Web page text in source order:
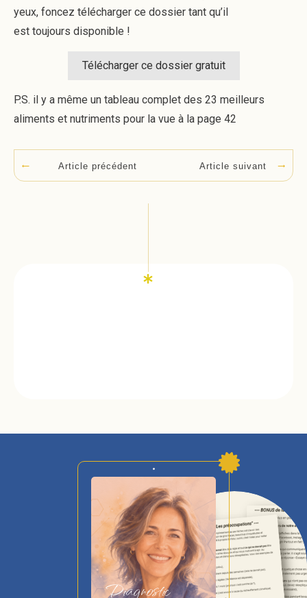
yeux, foncez télécharger ce dossier tant qu’il
est toujours disponible !
Télécharger ce dossier gratuit
P.S. il y a même un tableau complet des 23 meilleurs
aliments et nutriments pour la vue à la page 42
Article précédent Article suivant
Diagnostic